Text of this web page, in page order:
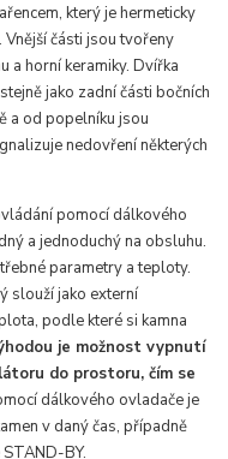
který je hermeticky
části jsou tvořeny
a horní keramiky. Dvířka
jako zadní části bočních
a od popelníku jsou
nedovření některých
pomocí dálkového
a jednoduchý na obsluhu.
parametry a teploty.
slouží jako externí
podle které si kamna
je možnost vypnutí
do prostoru, čím se
dálkového ovladače je
v daný čas, případně
BY.